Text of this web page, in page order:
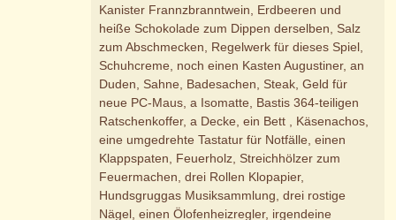
Kanister Frannzbranntwein, Erdbeeren und
heiße Schokolade zum Dippen derselben, Salz
zum Abschmecken, Regelwerk für dieses Spiel,
Schuhcreme, noch einen Kasten Augustiner, an
Duden, Sahne, Badesachen, Steak, Geld für
neue PC-Maus, a Isomatte, Bastis 364-teiligen
Ratschenkoffer, a Decke, ein Bett , Käsenachos,
eine umgedrehte Tastatur für Notfälle, einen
Klappspaten, Feuerholz, Streichhölzer zum
Feuermachen, drei Rollen Klopapier,
Hundsgruggas Musiksammlung, drei rostige
Nägel, einen Ölofenheizregler, irgendeine